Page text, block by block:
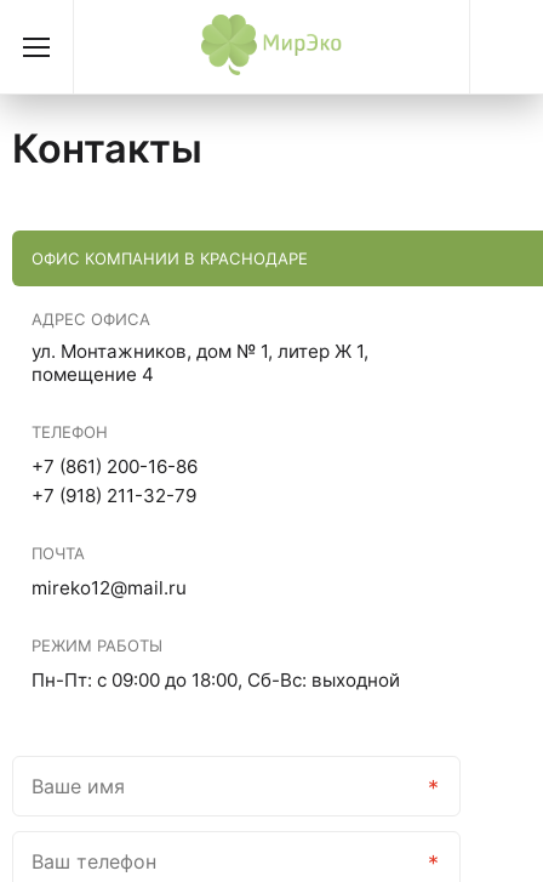
Контакты
ОФИС КОМПАНИИ В КРАСНОДАРЕ
АДРЕС ОФИСА
ул. Монтажников, дом № 1, литер Ж 1,
помещение 4
ТЕЛЕФОН
+7 (861) 200-16-86
+7 (918) 211-32-79
ПОЧТА
mireko12@mail.ru
РЕЖИМ РАБОТЫ
Пн-Пт: c 09:00 до 18:00, Сб-Вс: выходной